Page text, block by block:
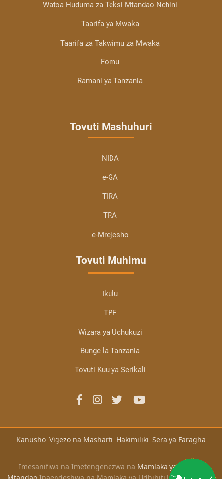
Watoa Huduma za Teksi Mtandao Nchini
Taarifa ya Mwaka
Taarifa za Takwimu za Mwaka
Fomu
Ramani ya Tanzania
Tovuti Mashuhuri
NIDA
e-GA
TIRA
TRA
e-Mrejesho
Tovuti Muhimu
Ikulu
TPF
Wizara ya Uchukuzi
Bunge la Tanzania
Tovuti Kuu ya Serikali
Kanusho Vigezo na Masharti Hakimiliki Sera ya Faragha
Imesanifiwa na Imetengenezwa na Mamlaka ya Serikali